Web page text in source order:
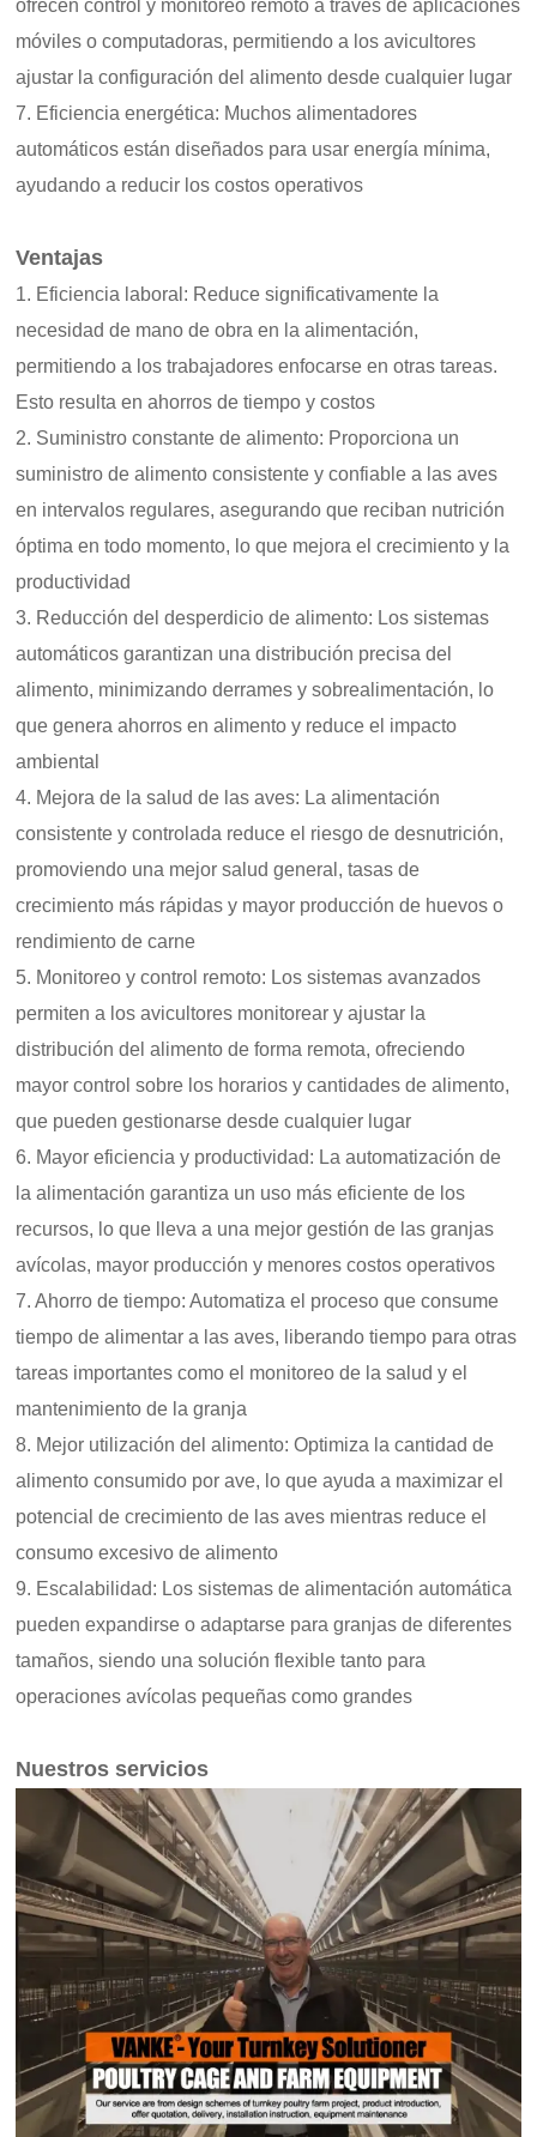
ofrecen control y monitoreo remoto a través de aplicaciones
móviles o computadoras, permitiendo a los avicultores
ajustar la configuración del alimento desde cualquier lugar
7. Eficiencia energética: Muchos alimentadores
automáticos están diseñados para usar energía mínima,
ayudando a reducir los costos operativos
Ventajas
1. Eficiencia laboral: Reduce significativamente la
necesidad de mano de obra en la alimentación,
permitiendo a los trabajadores enfocarse en otras tareas.
Esto resulta en ahorros de tiempo y costos
2. Suministro constante de alimento: Proporciona un
suministro de alimento consistente y confiable a las aves
en intervalos regulares, asegurando que reciban nutrición
óptima en todo momento, lo que mejora el crecimiento y la
productividad
3. Reducción del desperdicio de alimento: Los sistemas
automáticos garantizan una distribución precisa del
alimento, minimizando derrames y sobrealimentación, lo
que genera ahorros en alimento y reduce el impacto
ambiental
4. Mejora de la salud de las aves: La alimentación
consistente y controlada reduce el riesgo de desnutrición,
promoviendo una mejor salud general, tasas de
crecimiento más rápidas y mayor producción de huevos o
rendimiento de carne
5. Monitoreo y control remoto: Los sistemas avanzados
permiten a los avicultores monitorear y ajustar la
distribución del alimento de forma remota, ofreciendo
mayor control sobre los horarios y cantidades de alimento,
que pueden gestionarse desde cualquier lugar
6. Mayor eficiencia y productividad: La automatización de
la alimentación garantiza un uso más eficiente de los
recursos, lo que lleva a una mejor gestión de las granjas
avícolas, mayor producción y menores costos operativos
7. Ahorro de tiempo: Automatiza el proceso que consume
tiempo de alimentar a las aves, liberando tiempo para otras
tareas importantes como el monitoreo de la salud y el
mantenimiento de la granja
8. Mejor utilización del alimento: Optimiza la cantidad de
alimento consumido por ave, lo que ayuda a maximizar el
potencial de crecimiento de las aves mientras reduce el
consumo excesivo de alimento
9. Escalabilidad: Los sistemas de alimentación automática
pueden expandirse o adaptarse para granjas de diferentes
tamaños, siendo una solución flexible tanto para
operaciones avícolas pequeñas como grandes
Nuestros servicios